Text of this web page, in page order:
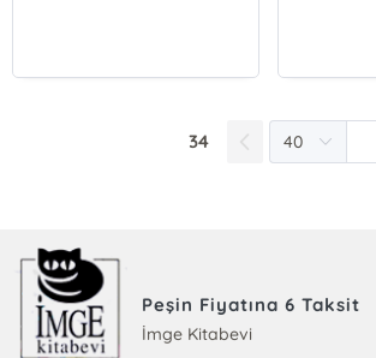
34
Peşin Fiyatına 6 Taksit
İmge Kitabevi